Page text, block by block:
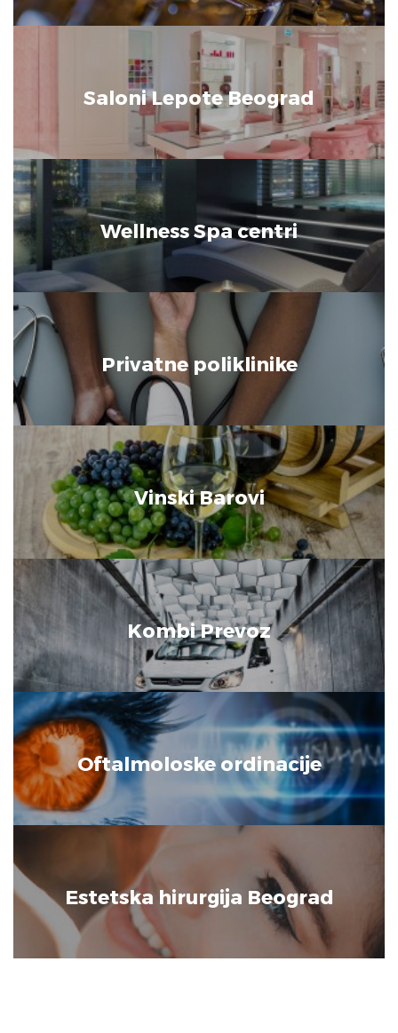
Saloni Lepote Beograd
Wellness Spa centri
Privatne poliklinike
Vinski Barovi
Kombi Prevoz
Oftalmoloske ordinacije
Estetska hirurgija Beograd